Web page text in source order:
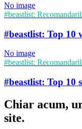
No image
#beastlist:
#beastlist: Top 10
No image
#beastlist:
#beastlist: Top 10
Chiar acum,
site.